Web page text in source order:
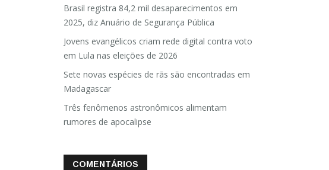
Brasil registra 84,2 mil desaparecimentos em
2025, diz Anuário de Segurança Pública
Jovens evangélicos criam rede digital contra voto
em Lula nas eleições de 2026
Sete novas espécies de rãs são encontradas em
Madagascar
Três fenômenos astronômicos alimentam
rumores de apocalipse
COMENTÁRIOS